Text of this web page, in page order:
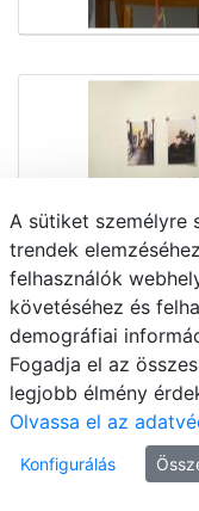
A sütiket személyre
trendek
felhasználók
követéséhez és
demográfiai
Fogadja el az
legjobb élmény
Olvassa el az
Konfigurálás